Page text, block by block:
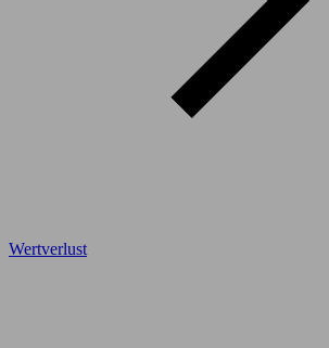
Wertverlust